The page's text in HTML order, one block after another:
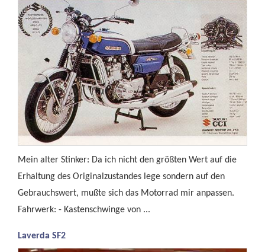
Mein alter Stinker: Da ich nicht den größten Wert auf die
Erhaltung des Originalzustandes lege sondern auf den
Gebrauchswert, mußte sich das Motorrad mir anpassen.
Fahrwerk: - Kastenschwinge von ...
Laverda SF2